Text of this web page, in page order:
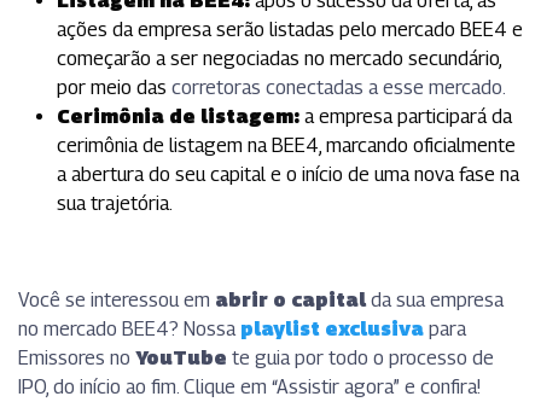
ações da empresa serão listadas pelo mercado BEE4 e
começarão a ser negociadas no mercado secundário,
por meio das corretoras conectadas a esse mercado.
Cerimônia de listagem: a empresa participará da
cerimônia de listagem na BEE4, marcando oficialmente
a abertura do seu capital e o início de uma nova fase na
sua trajetória.
Você se interessou em abrir o capitalda sua empresa
no mercado BEE4? Nossa playlist exclusiva para
Emissores no YouTube te guia por todo o processo de
IPO, do início ao fim. Clique em “Assistir agora” e confira!